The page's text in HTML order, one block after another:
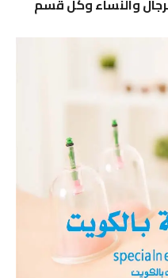
والنساء وكل قسم